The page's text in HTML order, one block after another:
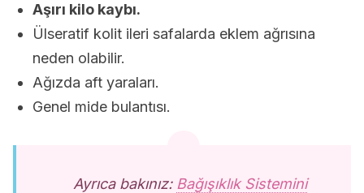
Aşırı kilo kaybı.
Ülseratif kolit ileri safalarda eklem ağrısına
neden olabilir.
Ağızda aft yaraları.
Genel mide bulantısı.
Ayrıca bakınız: Bağışıklık Sistemini